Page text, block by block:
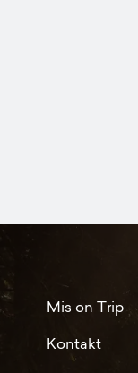
Mis on Trip
Kontakt